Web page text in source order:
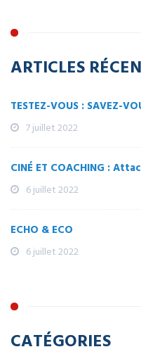
ARTICLES
TESTEZ-VOUS : SAVEZ-
7 juillet 2022
CINÉ ET COACHING :
6 juillet 2022
ECHO & ECO
6 juillet 2022
CATÉGORIES